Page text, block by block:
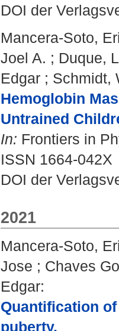
DOI der
Mancera-Soto,
Joel A. ; Duque,
Edgar ; Schmidt,
Hemoglobin
Untrained
In: Frontiers in
ISSN 1664-042X
DOI der
2021
Mancera-Soto,
Jose ; Chaves
Edgar:
Quantification
puberty.